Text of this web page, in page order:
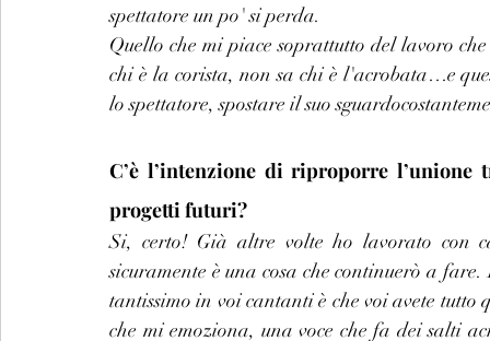
spettatore un po' si perda.
Quello che mi piace soprattutto del lavoro
chi è la corista, non sa chi è l'acrobata…e
lo spettatore, spostare il suo
C’è l’intenzione di riproporre
progetti futuri?
Si, certo! Già altre volte ho lavorato con
sicuramente è una cosa che continuerò a
tantissimo in voi cantanti è che voi avete
che mi emoziona, una voce che fa dei salti